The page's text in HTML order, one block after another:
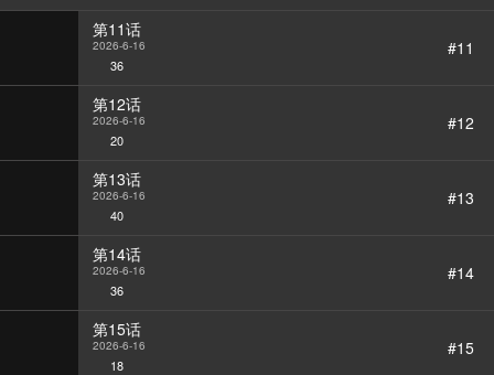
第11话
2026-6-16
36
#11
第12话
2026-6-16
20
#12
第13话
2026-6-16
40
#13
第14话
2026-6-16
36
#14
第15话
2026-6-16
18
#15